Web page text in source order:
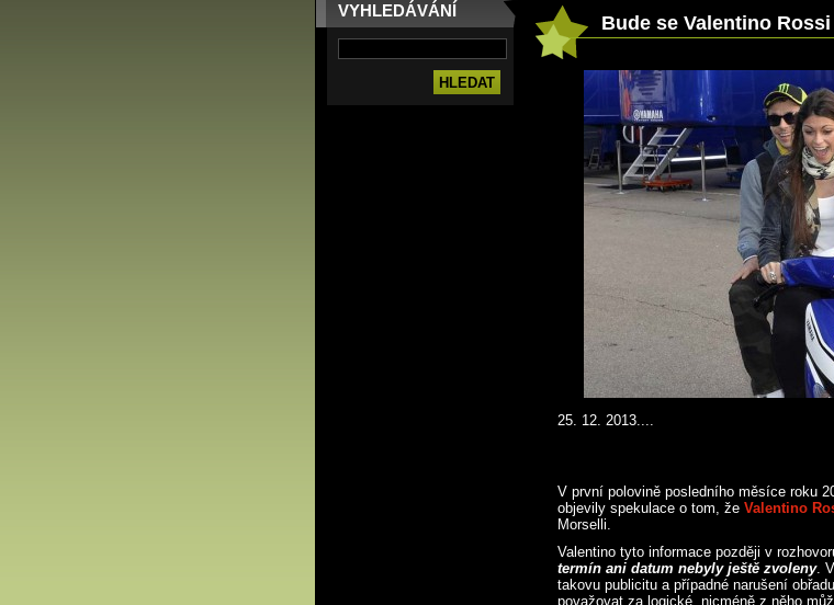
VYHLEDÁVÁNÍ
Bude se Valentino
25. 12. 2013....
V první polovině posledního měsíce roku
objevily spekulace o tom, že Valentino
Morselli.
Valentino tyto informace později v
termín ani datum nebyly ještě zvoleny.
takovu publicitu a případné narušení
považovat za logické, nicméně z něho